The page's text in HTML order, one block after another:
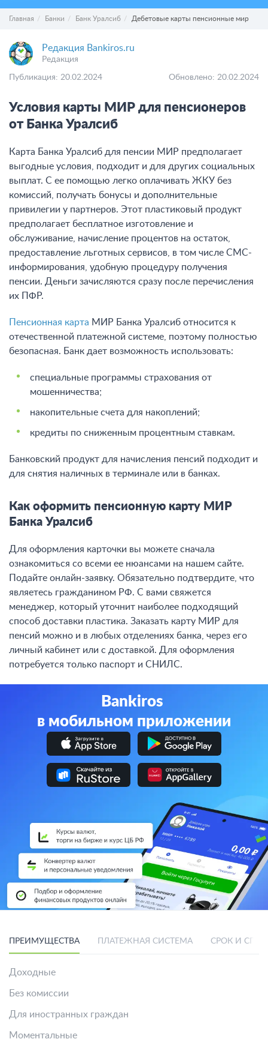
Главная Банки Банк Уралсиб Дебетовые карты пенсионные мир
Редакция Bankiros.ru
Редакция
Публикация: 20.02.2024 Обновлено: 20.02.2024
Условия карты МИР для пенсионеров
от Банка Уралсиб
Карта Банка Уралсиб для пенсии МИР предполагает
выгодные условия, подходит и для других социальных
выплат. С ее помощью легко оплачивать ЖКУ без
комиссий, получать бонусы и дополнительные
привилегии у партнеров. Этот пластиковый продукт
предполагает бесплатное изготовление и
обслуживание, начисление процентов на остаток,
предоставление льготных сервисов, в том числе СМС-
информирования, удобную процедуру получения
пенсии. Деньги зачисляются сразу после перечисления
их ПФР.
Пенсионная карта МИР Банка Уралсиб относится к
отечественной платежной системе, поэтому полностью
безопасная. Банк дает возможность использовать:
специальные программы страхования от
мошенничества;
накопительные счета для накоплений;
кредиты по сниженным процентным ставкам.
Банковский продукт для начисления пенсий подходит и
для снятия наличных в терминале или в банках.
Как оформить пенсионную карту МИР
Банка Уралсиб
Для оформления карточки вы можете сначала
ознакомиться со всеми ее нюансами на нашем сайте.
Подайте онлайн-заявку. Обязательно подтвердите, что
являетесь гражданином РФ. С вами свяжется
менеджер, который уточнит наиболее подходящий
способ доставки пластика. Заказать карту МИР для
пенсий можно и в любых отделениях банка, через его
личный кабинет или с доставкой. Для оформления
потребуется только паспорт и СНИЛС.
Bankiros
в мобильном приложении
ПРЕИМУЩЕСТВА ПЛАТЕЖНАЯ СИСТЕМА СРОК И
Доходные
Без комиссии
Для иностранных граждан
Моментальные